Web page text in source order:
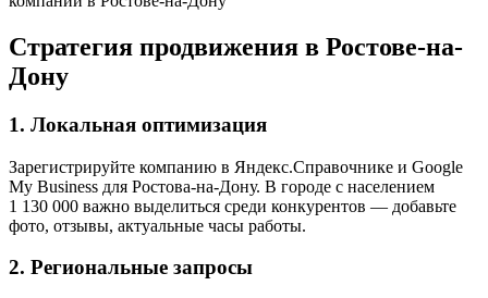
Стратегия продвижения в Ростове-на-
Дону
1. Локальная оптимизация
Зарегистрируйте компанию в Яндекс.Справочнике и Google
My Business для Ростова-на-Дону. В городе с населением
1 130 000 важно выделиться среди конкурентов — добавьте
фото, отзывы, актуальные часы работы.
2. Региональные запросы